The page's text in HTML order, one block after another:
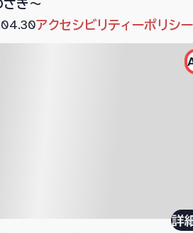
さき～
アクセシビリティーポリシー
詳